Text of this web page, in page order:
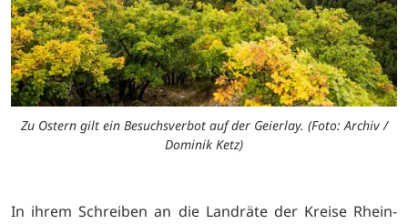
Zu Ostern gilt ein Besuchsverbot auf der Geierlay. (Foto: Archiv /
Dominik Ketz)
In ihrem Schreiben an die Landräte der Kreise Rhein-